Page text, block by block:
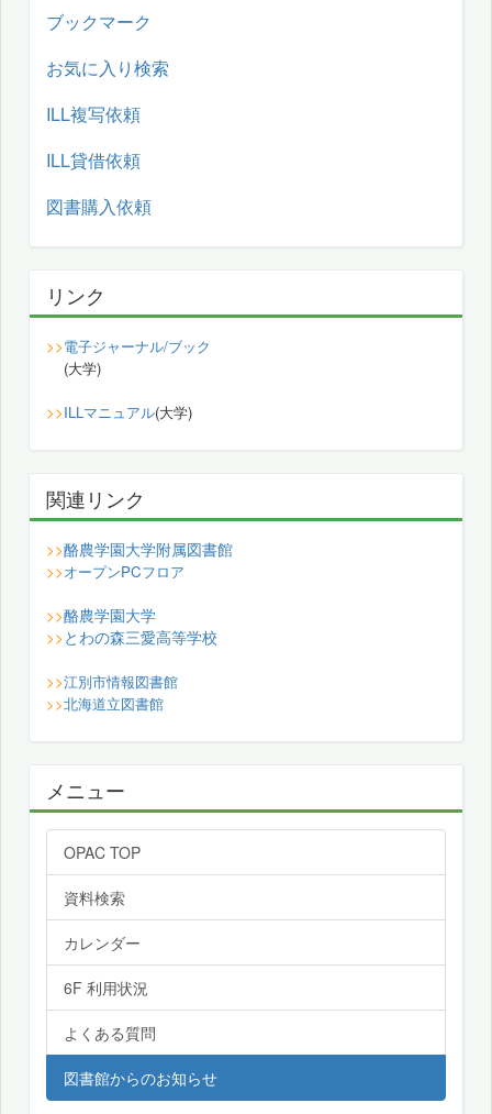
ブックマーク
お気に入り検索
ILL複写依頼
ILL貸借依頼
図書購入依頼
リンク
>>電子ジャーナル/ブック
(大学)
>>ILLマニュアル(大学)
関連リンク
>>酪農学園大学附属図書館
>>オープンPCフロア
>>酪農学園大学
>> とわの森三愛高等学校
>>江別市情報図書館
>>北海道立図書館
メニュー
OPAC TOP
資料検索
カレンダー
6F 利用状況
よくある質問
図書館からのお知らせ